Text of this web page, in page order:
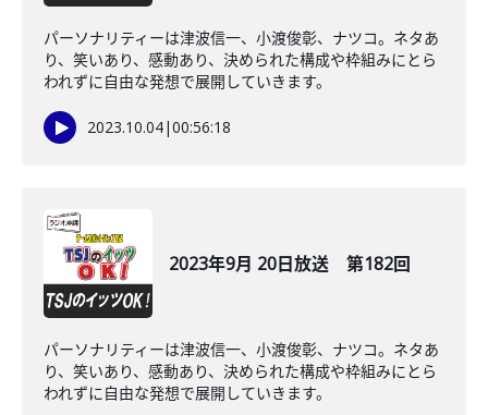
パーソナリティーは津波信一、小渡俊彰、ナツコ。ネタあ
り、笑いあり、感動あり、決められた構成や枠組みにとら
われずに自由な発想で展開していきます。
2023.10.04|00:56:18
2023年9月 20日放送 第182回
パーソナリティーは津波信一、小渡俊彰、ナツコ。ネタあ
り、笑いあり、感動あり、決められた構成や枠組みにとら
われずに自由な発想で展開していきます。